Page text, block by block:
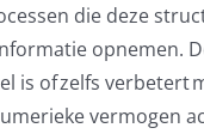
die deze
opnemen. D
is ofzelfs verbetert
vermogen